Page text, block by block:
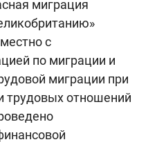
миграция
с
по миграции и
миграции при
трудовых отношений